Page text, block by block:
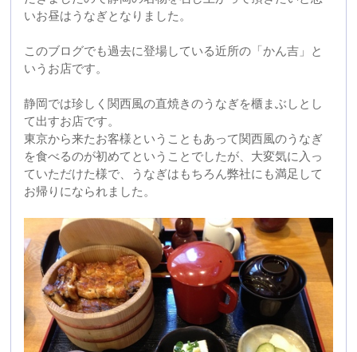
2014年05月16日 14:43
< 1 2 3 4 5 6 7 8 9 >
最新のエントリー
2026.02.04
テクニカルショウヨコハマ２０２６に出展しておりま